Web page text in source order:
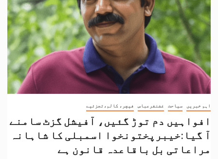
اہم خبریں سیاحت غضنفرعباس فیچر، کالم،تجزئیے
افواہیں دم توڑ گئیں، آفیشل گزٹ سامنے
آ گیا:خیبرپختونخوا اسمبلی کا شاہانہ
مراعاتی بل باقاعدہ قانون ہے